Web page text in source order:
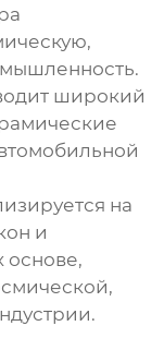
широкий
на
и
основе,